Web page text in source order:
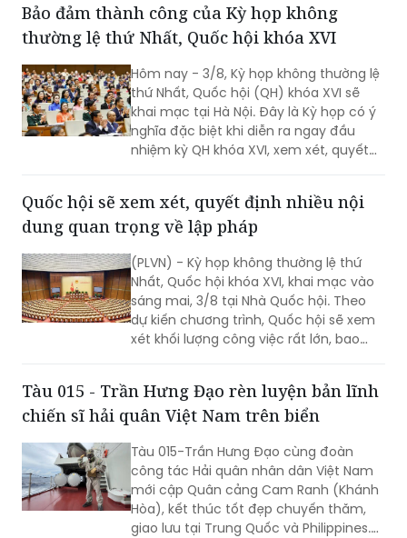
Bảo đảm thành công của Kỳ họp không
thường lệ thứ Nhất, Quốc hội khóa XVI
Hôm nay - 3/8, Kỳ họp không thường lệ
thứ Nhất, Quốc hội (QH) khóa XVI sẽ
khai mạc tại Hà Nội. Đây là Kỳ họp có ý
nghĩa đặc biệt khi diễn ra ngay đầu
nhiệm kỳ QH khóa XVI, xem xét, quyết
và các vấn đề thuộc thẩm quyền của
QH. Việc các cơ quan của QH và Chính
chuẩn bị cho thấy quyết tâm đưa các
chủ trương của Đảng nhanh chóng đi
vào cuộc sống thông qua những quyết
sách kịp thời của QH.
Quốc hội sẽ xem xét, quyết định nhiều nội
dung quan trọng về lập pháp
(PLVN) - Kỳ họp không thường lệ thứ
Nhất, Quốc hội khóa XVI, khai mạc vào
sáng mai, 3/8 tại Nhà Quốc hội. Theo
dự kiến chương trình, Quốc hội sẽ xem
xét khối lượng công việc rất lớn, bao
Tàu 015 - Trần Hưng Đạo rèn luyện bản lĩnh
chiến sĩ hải quân Việt Nam trên biển
Tàu 015-Trần Hưng Đạo cùng đoàn
công tác Hải quân nhân dân Việt Nam
mới cập Quân cảng Cam Ranh (Khánh
Hòa), kết thúc tốt đẹp chuyến thăm,
giao lưu tại Trung Quốc và Philippines.